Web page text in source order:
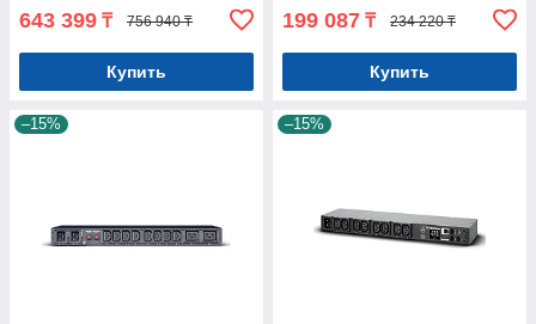
643 399 ₸ 756 940 ₸
Купить
199 087 ₸ 234 220 ₸
Купить
–15% –15%